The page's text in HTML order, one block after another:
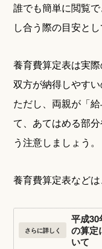
誰でも簡単に閲覧
し合う際の目安と
養育費算定表は実
双方が納得しやすい
ただし、両親が「
て、あてはめる部
う注意しましょう。
養育費算定表など
さらに詳しく
平成30
の算定
いて